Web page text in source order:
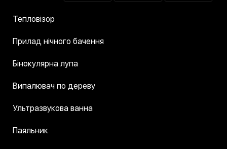
Тепловізор
Прилад нічного бачення
Бінокулярна лупа
Випалювач по дереву
Ультразвукова ванна
Паяльник